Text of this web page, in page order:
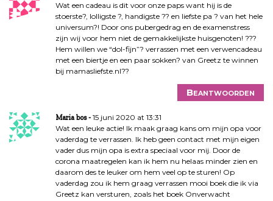
Wat een cadeau is dit voor onze paps want hij is de
stoerste?, lolligste ?, handigste ?? en liefste pa ? van het hele
universum?! Door ons pubergedrag en de examenstress
zijn wij voor hem niet de gemakkelijkste huisgenoten! ???
Hem willen we “dol-fijn”? verrassen met een verwencadeau
met een biertje en een paar sokken? van Greetz te winnen
bij mamasliefste.nl??
Beantwoorden
Maria bos
15 juni 2020 at 13:31
Wat een leuke actie! Ik maak graag kans om mijn opa voor
vaderdag te verrassen. Ik heb geen contact met mijn eigen
vader dus mijn opa is extra speciaal voor mij. Door de
corona maatregelen kan ik hem nu helaas minder zien en
daarom des te leuker om hem veel op te sturen! Op
vaderdag zou ik hem graag verrassen mooi boek die ik via
Greetz kan versturen, zoals het boek Onverwacht